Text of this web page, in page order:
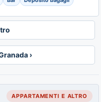
›
APPARTAMENTI E ALTRO